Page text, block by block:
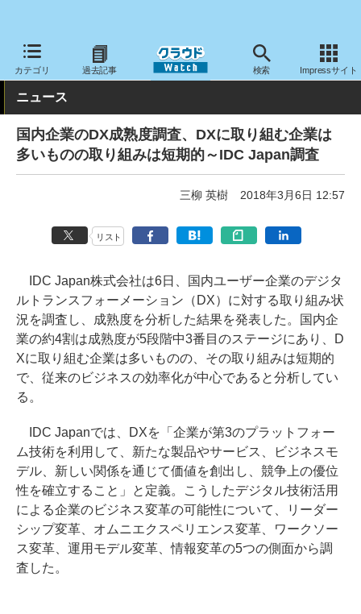
カテゴリ 過去記事 検索 Impressサイト
クラウド Watch トピック 調査・予測
ニュース
国内企業のDX成熟度調査、DXに取り組む企業は
多いものの取り組みは短期的～IDC Japan調査
三柳 英樹 2018年3月6日 12:57
リスト
IDC Japan株式会社は6日、国内ユーザー企業のデジタ
ルトランスフォーメーション（DX）に対する取り組み状
況を調査し、成熟度を分析した結果を発表した。国内企
業の約4割は成熟度が5段階中3番目のステージにあり、D
Xに取り組む企業は多いものの、その取り組みは短期的
で、従来のビジネスの効率化が中心であると分析してい
る。
IDC Japanでは、DXを「企業が第3のプラットフォー
ム技術を利用して、新たな製品やサービス、ビジネスモ
デル、新しい関係を通じて価値を創出し、競争上の優位
性を確立すること」と定義。こうしたデジタル技術活用
による企業のビジネス変革の可能性について、リーダー
シップ変革、オムニエクスペリエンス変革、ワークソー
ス変革、運用モデル変革、情報変革の5つの側面から調
査した。